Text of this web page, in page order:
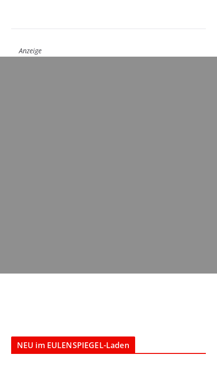
Anzeige
NEU im EULENSPIEGEL-Laden